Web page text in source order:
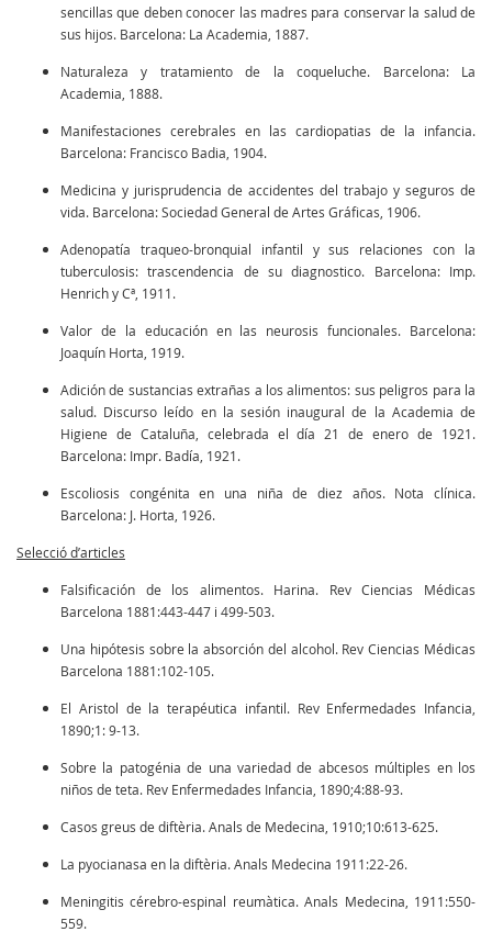
sencillas que deben conocer las madres para conservar la salud de
sus hijos. Barcelona: La Academia, 1887.
Naturaleza y tratamiento de la coqueluche. Barcelona: La
Academia, 1888.
Manifestaciones cerebrales en las cardiopatias de la infancia.
Barcelona: Francisco Badia, 1904.
Medicina y jurisprudencia de accidentes del trabajo y seguros de
vida. Barcelona: Sociedad General de Artes Gráficas, 1906.
Adenopatía traqueo-bronquial infantil y sus relaciones con la
tuberculosis: trascendencia de su diagnostico. Barcelona: Imp.
Henrich y Cª, 1911.
Valor de la educación en las neurosis funcionales. Barcelona:
Joaquín Horta, 1919.
Adición de sustancias extrañas a los alimentos: sus peligros para la
salud. Discurso leído en la sesión inaugural de la Academia de
Higiene de Cataluña, celebrada el día 21 de enero de 1921.
Barcelona: Impr. Badía, 1921.
Escoliosis congénita en una niña de diez años. Nota clínica.
Barcelona: J. Horta, 1926.
Selecció d’articles
Falsificación de los alimentos. Harina. Rev Ciencias Médicas
Barcelona 1881:443-447 i 499-503.
Una hipótesis sobre la absorción del alcohol. Rev Ciencias Médicas
Barcelona 1881:102-105.
El Aristol de la terapéutica infantil. Rev Enfermedades Infancia,
1890;1: 9-13.
Sobre la patogénia de una variedad de abcesos múltiples en los
niños de teta. Rev Enfermedades Infancia, 1890;4:88-93.
Casos greus de diftèria. Anals de Medecina, 1910;10:613-625.
La pyocianasa en la diftèria. Anals Medecina 1911:22-26.
Meningitis cérebro-espinal reumàtica. Anals Medecina, 1911:550-
559.